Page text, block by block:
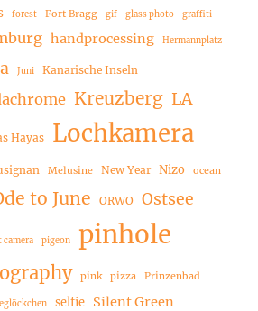
forest Fort Bragg gif glass photo graffiti
handprocessing Hermannplatz
Juni Kanarische Inseln
Kreuzberg LA
Hayas Lochkamera
Melusine New Year Nizo ocean
to June ORWO Ostsee
camera pigeon pinhole
pink pizza Prinzenbad
selfie Silent Green